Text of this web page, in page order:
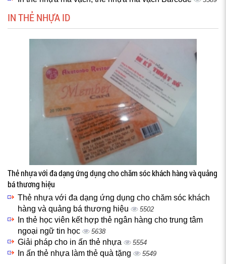
IN THẺ NHỰA ID
Thẻ nhựa với đa dạng ứng dụng cho chăm sóc khách hàng và quảng
bá thương hiệu
Thẻ nhựa với đa dạng ứng dụng cho chăm sóc khách
hàng và quảng bá thương hiệu
5502
In thẻ học viên kết hợp thẻ ngân hàng cho trung tâm
ngoại ngữ tin học
5638
Giải pháp cho in ấn thẻ nhựa 5554
In ấn thẻ nhựa làm thẻ quà tặng 5549